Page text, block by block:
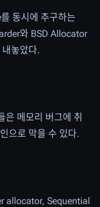
동시에 추구하는
와 BSD Allocator
놓았다.
메모리 버그에 취
으로 막을 수 있다.
allocator, Sequential